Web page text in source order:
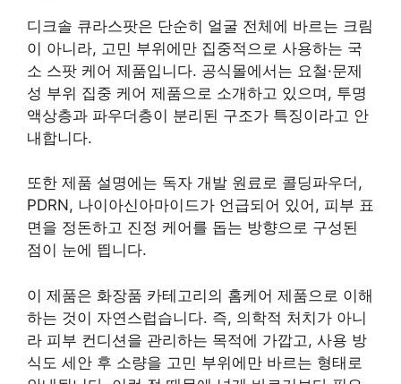
디크솔 큐라스팟은 단순히 얼굴 전체에 바르는 크림
이 아니라, 고민 부위에만 집중적으로 사용하는 국
소 스팟 케어 제품입니다. 공식몰에서는 요철·문제
성 부위 집중 케어 제품으로 소개하고 있으며, 투명
액상층과 파우더층이 분리된 구조가 특징이라고 안
내합니다.
또한 제품 설명에는 독자 개발 원료로 콜딩파우더,
PDRN, 나이아신아마이드가 언급되어 있어, 피부 표
면을 정돈하고 진정 케어를 돕는 방향으로 구성된
점이 눈에 띕니다.
이 제품은 화장품 카테고리의 홈케어 제품으로 이해
하는 것이 자연스럽습니다. 즉, 의학적 처치가 아니
라 피부 컨디션을 관리하는 목적에 가깝고, 사용 방
식도 세안 후 소량을 고민 부위에만 바르는 형태로